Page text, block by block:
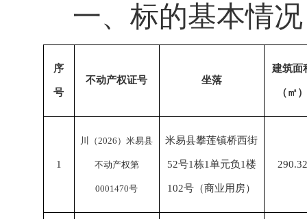
一、 标的基本情
序
号
不动产权证号 坐落
建筑面
（㎡
1
川（2026）米易县
不动产权第
0001470号
米易县攀莲镇桥西街
52号1栋1单元负1楼
102号（商业用房）
290.32